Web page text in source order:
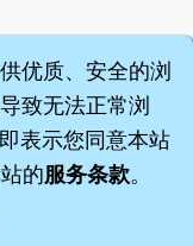
2026
优质、安全的浏
致无法正常浏
表示您同意本站
的服务条款。